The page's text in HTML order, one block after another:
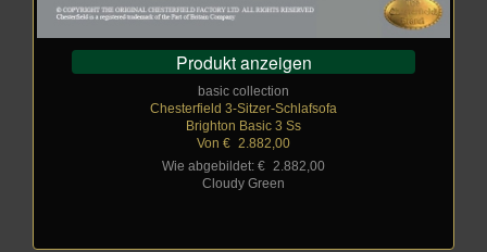
Produkt anzeigen
basic collection
Chesterfield 3-Sitzer-Schlafsofa
Brighton Basic 3 Ss
Von € 2.882,00
Wie abgebildet: €
2.882,00
Cloudy Green